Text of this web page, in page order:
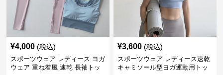
¥4,000 (税込)
スポーツウェア レディース ヨガ
ウェア 重ね着風 速乾 長袖トッ
¥3,600 (税込)
スポーツウェア レディース速乾
キャミソール型ヨガ運動用トッ